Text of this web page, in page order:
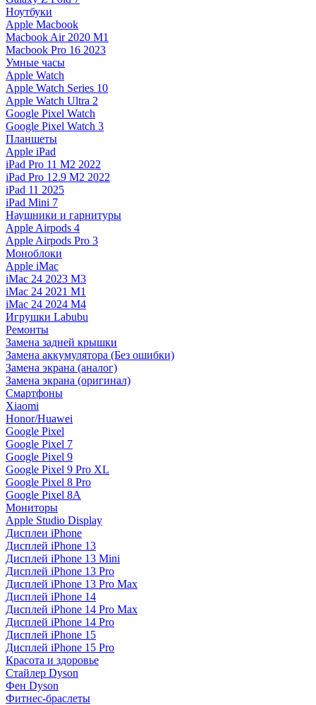
Ноутбуки
Apple Macbook
Macbook Air 2020 M1
Macbook Pro 16 2023
Умные часы
Apple Watch
Apple Watch Series 10
Apple Watch Ultra 2
Google Pixel Watch
Google Pixel Watch 3
Планшеты
Apple iPad
iPad Pro 11 M2 2022
iPad Pro 12.9 M2 2022
iPad 11 2025
iPad Mini 7
Наушники и гарнитуры
Apple Airpods 4
Apple Airpods Pro 3
Моноблоки
Apple iMac
iMac 24 2023 M3
iMac 24 2021 M1
iMac 24 2024 M4
Игрушки Labubu
Ремонты
Замена задней крышки
Замена аккумулятора (Без ошибки)
Замена экрана (аналог)
Замена экрана (оригинал)
Смартфоны
Xiaomi
Honor/Huawei
Google Pixel
Google Pixel 7
Google Pixel 9
Google Pixel 9 Pro XL
Google Pixel 8 Pro
Google Pixel 8A
Мониторы
Apple Studio Display
Дисплеи iPhone
Дисплей iPhone 13
Дисплей iPhone 13 Mini
Дисплей iPhone 13 Pro
Дисплей iPhone 13 Pro Max
Дисплей iPhone 14
Дисплей iPhone 14 Pro Max
Дисплей iPhone 14 Pro
Дисплей iPhone 15
Дисплей iPhone 15 Pro
Красота и здоровье
Стайлер Dyson
Фен Dyson
Фитнес-браслеты